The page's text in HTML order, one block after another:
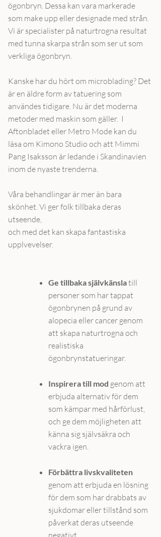
ögonbryn. Dessa kan vara markerade
som make upp eller designade med strån.
Vi är specialister på naturtrogna resultat
med tunna skarpa strån som ser ut som
verkliga ögonbryn.
Kanske har du hört om microblading? Det
är en äldre form av tatuering som
användes tidigare. Nu är det moderna
metoder med maskin som gäller. I
Aftonbladet eller Metro Mode kan du
läsa om Kimono Studio och att Mimmi
Pang Isaksson är ledande i Skandinavien
inom de nyaste trenderna.
​Våra behandlingar är mer än bara
skönhet. Vi ger folk tillbaka deras
utseende,
och med det kan skapa fantastiska
upplvevelser.
Ge tillbaka självkänslatill
personer som har tappat
ögonbrynen på grund av
alopecia eller cancer genom
att skapa naturtrogna och
realistiska
ögonbrynstatueringar.
Inspirera till mod genom att
erbjuda alternativ för dem
som kämpar med hårförlust,
och ge dem möjligheten att
känna sig självsäkra och
vackra igen.
Förbättra livskvaliteten
genom att erbjuda en lösning
för dem som har drabbats av
sjukdomar eller tillstånd som
påverkat deras utseende
negativt.